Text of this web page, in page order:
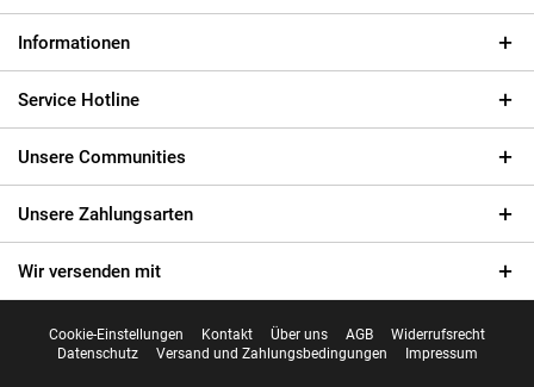
Informationen
Service Hotline
Unsere Communities
Unsere Zahlungsarten
Wir versenden mit
Cookie-Einstellungen Kontakt Über uns AGB
Widerrufsrecht
Datenschutz
Versand und Zahlungsbedingungen Impressum